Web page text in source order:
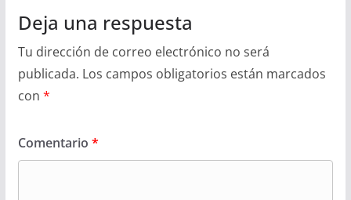
Deja una respuesta
Tu dirección de correo electrónico no será
publicada. Los campos obligatorios están marcados
con *
Comentario *